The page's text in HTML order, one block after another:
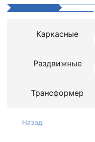
Каркасные
Раздвижные
Трансформер
Назад